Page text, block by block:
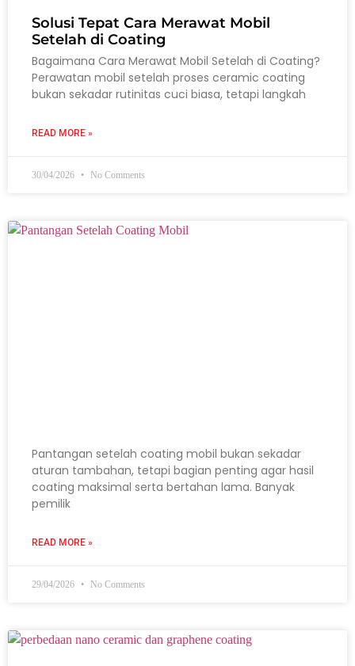
Solusi Tepat Cara Merawat Mobil
Setelah di Coating
Bagaimana Cara Merawat Mobil Setelah di Coating?
Perawatan mobil setelah proses ceramic coating
bukan sekadar rutinitas cuci biasa, tetapi langkah
READ MORE »
30/04/2026 No Comments
Pantangan setelah coating mobil bukan sekadar
aturan tambahan, tetapi bagian penting agar hasil
coating maksimal serta bertahan lama. Banyak
pemilik
READ MORE »
29/04/2026 No Comments